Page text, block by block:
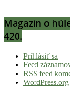
Magazín o
420.
Prihlásiť sa
Feed
RSS feed
WordPress.org